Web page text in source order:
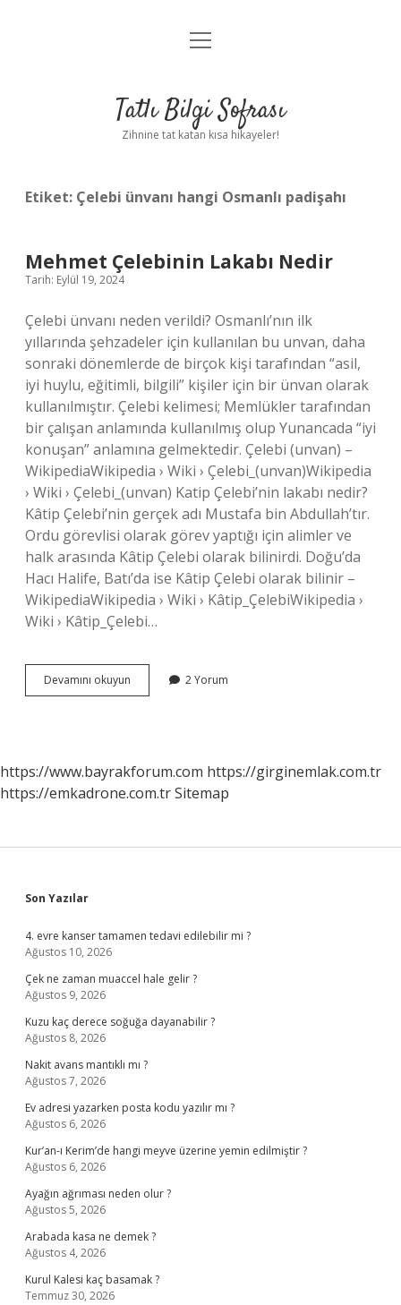
Anasayfa
Yasal Uyarı
menüyü
Tatlı Bilgi Sofrası
Zihnine tat katan kısa hikayeler!
Etiket: Çelebi ünvanı hangi Osmanlı padişahı
Mehmet Çelebinin Lakabı Nedir
Tarih: Eylül 19, 2024
Çelebi ünvanı neden verildi? Osmanlı’nın ilk
yıllarında şehzadeler için kullanılan bu unvan, daha
sonraki dönemlerde de birçok kişi tarafından “asil,
iyi huylu, eğitimli, bilgili” kişiler için bir ünvan olarak
kullanılmıştır. Çelebi kelimesi; Memlükler tarafından
bir çalışan anlamında kullanılmış olup Yunancada “iyi
konuşan” anlamına gelmektedir. Çelebi (unvan) –
WikipediaWikipedia › Wiki › Çelebi_(unvan)Wikipedia
› Wiki › Çelebi_(unvan) Katip Çelebi’nin lakabı nedir?
Kâtip Çelebi’nin gerçek adı Mustafa bin Abdullah’tır.
Ordu görevlisi olarak görev yaptığı için alimler ve
halk arasında Kâtip Çelebi olarak bilinirdi. Doğu’da
Hacı Halife, Batı’da ise Kâtip Çelebi olarak bilinir –
WikipediaWikipedia › Wiki › Kâtip_ÇelebiWikipedia ›
Wiki › Kâtip_Çelebi…
Devamını okuyun Mehmet
Çelebinin
2 Yorum
https://www.bayrakforum.com https://girginemlak.com.tr
https://emkadrone.com.trSitemap
Sidebar
Son Yazılar
4. evre kanser tamamen tedavi edilebilir mi ?
Ağustos 10, 2026
Çek ne zaman muaccel hale gelir ?
Ağustos 9, 2026
Kuzu kaç derece soğuğa dayanabilir ?
Ağustos 8, 2026
Nakit avans mantıklı mı ?
Ağustos 7, 2026
Ev adresi yazarken posta kodu yazılır mı ?
Ağustos 6, 2026
Kur’an-ı Kerim’de hangi meyve üzerine yemin edilmiştir ?
Ağustos 6, 2026
Ayağın ağrıması neden olur ?
Ağustos 5, 2026
Arabada kasa ne demek ?
Ağustos 4, 2026
Kurul Kalesi kaç basamak ?
Temmuz 30, 2026